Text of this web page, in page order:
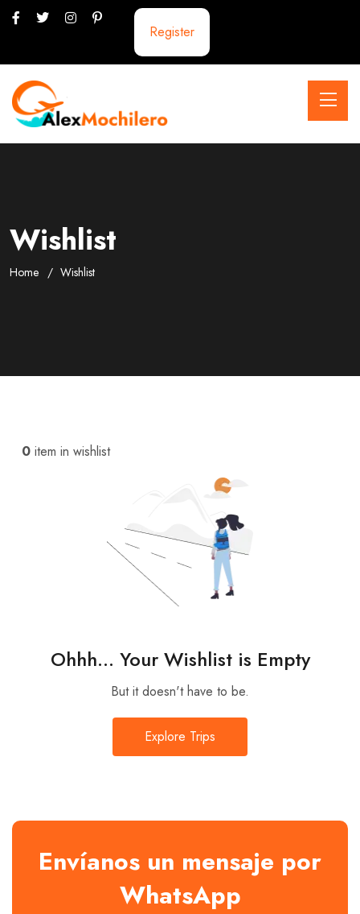
Register
Wishlist
Home Wishlist
0 item in wishlist
Ohhh... Your Wishlist is Empty
But it doesn't have to be.
Explore Trips
Envíanos un mensaje por
WhatsApp